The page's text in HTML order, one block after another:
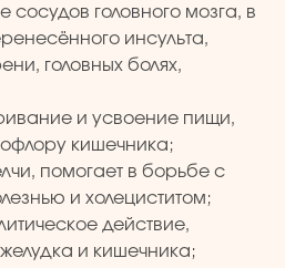
сосудов головного мозга, в
инсульта,
головных болях,
и усвоение пищи,
кишечника;
помогает в борьбе с
и холециститом;
действие,
и кишечника;